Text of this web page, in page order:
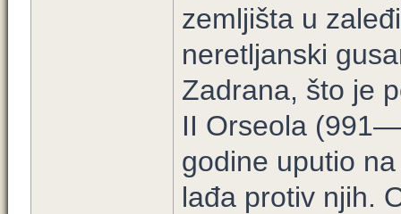
zemljišta u
neretljanski
Zadrana, što je
II Orseola
godine uputio
lađa protiv njih.